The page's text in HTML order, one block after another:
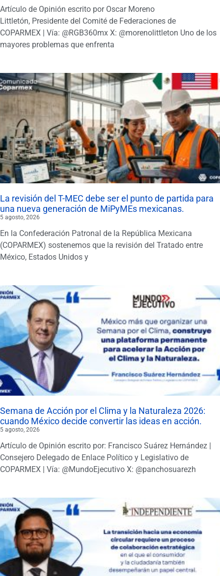
Artículo de Opinión escrito por Oscar Moreno
Littletón, Presidente del Comité de Federaciones de
COPARMEX | Vía: @RGB360mx X: @morenolittleton Uno de los
mayores problemas que enfrenta
La revisión del T-MEC debe ser el punto de partida para
una nueva generación de MiPyMEs mexicanas.
5 agosto, 2026
En la Confederación Patronal de la República Mexicana
(COPARMEX) sostenemos que la revisión del Tratado entre
México, Estados Unidos y
Semana de Acción por el Clima y la Naturaleza 2026:
cuando México decide convertir las ideas en acción.
5 agosto, 2026
Artículo de Opinión escrito por: Francisco Suárez Hernández |
Consejero Delegado de Enlace Político y Legislativo de
COPARMEX | Vía: @MundoEjecutivo X: @panchosuarezh